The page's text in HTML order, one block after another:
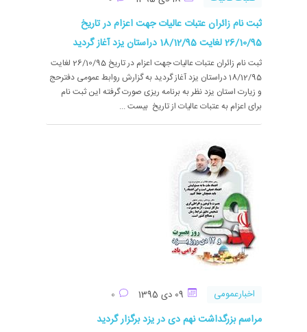
ثبت نام زائران عتبات عالیات جهت اعزام در تاریخ
26/10/95 لغایت 18/12/95 دراستان یزد آغاز گردید
ثبت نام زائران عتبات عالیات جهت اعزام در تاریخ 26/10/95 لغایت
18/12/95 دراستان یزد آغاز گردید به گزارش روابط عمومی دفترحج
و زیارت استان یزد نظر به برنامه ریزی صورت گرفته این ثبت نام
برای اعزام به عتبات عالیات از تاریخ بیست ...
اخبارعمومی
مراسم بزرگداشت نهم دی در یزد برگزار گردید